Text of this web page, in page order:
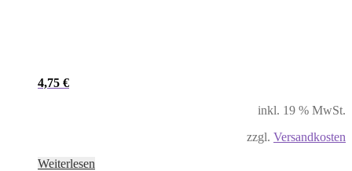
4,75 €
inkl. 19 % MwSt.
zzgl. Versandkosten
Weiterlesen